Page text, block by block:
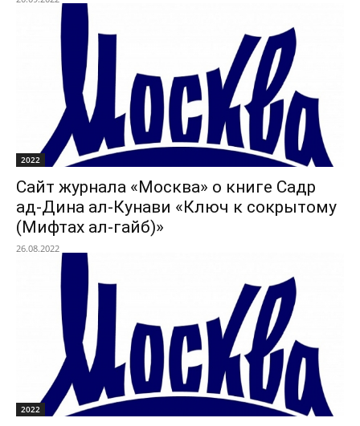
2022
Сайт журнала «Москва» о книге Садр
ад-Дина ал-Кунави «Ключ к сокрытому
(Мифтах ал-гайб)»
26.08.2022
2022